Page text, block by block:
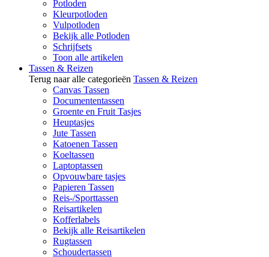
Potloden
Kleurpotloden
Vulpotloden
Bekijk alle Potloden
Schrijfsets
Toon alle artikelen
Tassen & Reizen
Terug naar alle categorieën Tassen & Reizen
Canvas Tassen
Documententassen
Groente en Fruit Tasjes
Heuptasjes
Jute Tassen
Katoenen Tassen
Koeltassen
Laptoptassen
Opvouwbare tasjes
Papieren Tassen
Reis-/Sporttassen
Reisartikelen
Kofferlabels
Bekijk alle Reisartikelen
Rugtassen
Schoudertassen